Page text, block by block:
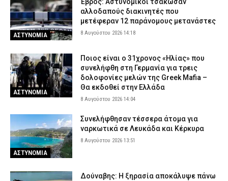
ΑΣΤΥΝΟΜΙΑ
αλλοδαπούς διακινητές που
μετέφεραν 12 παράνομους μετανάστες
8 Αυγούστου 2026 14:18
ΑΣΤΥΝΟΜΙΑ
Ποιος είναι ο 31χρονος «Ηλίας» που
συνελήφθη στη Γερμανία για τρεις
δολοφονίες μελών της Greek Mafia –
Θα εκδοθεί στην Ελλάδα
8 Αυγούστου 2026 14:04
ΑΣΤΥΝΟΜΙΑ
Συνελήφθησαν τέσσερα άτομα για
ναρκωτικά σε Λευκάδα και Κέρκυρα
8 Αυγούστου 2026 13:51
Δούναβης: Η ξηρασία αποκάλυψε πάνω